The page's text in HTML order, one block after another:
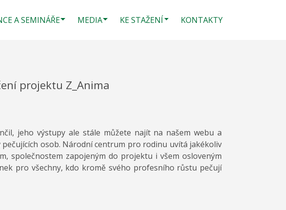
A SEMINÁŘE MEDIA KE STAŽENÍ KONTAKTY
projektu Z_Anima
jeho výstupy ale stále můžete najít na našem webu a
osob. Národní centrum pro rodinu uvítá jakékoliv
společnostem zapojeným do projektu i všem osloveným
pro všechny, kdo kromě svého profesního růstu pečují